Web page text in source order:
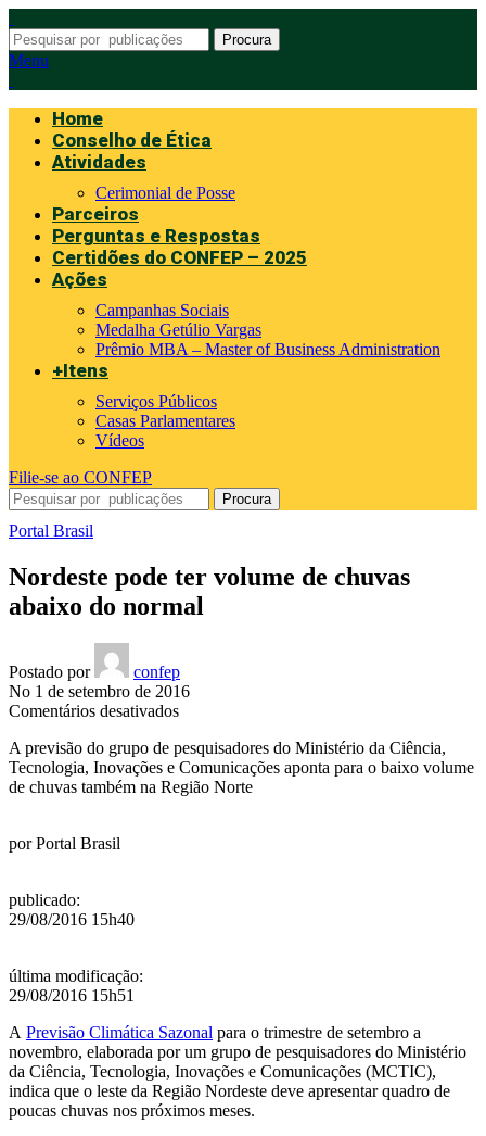
Procura
Menu
Home
Conselho de Ética
Atividades
Cerimonial de Posse
Parceiros
Perguntas e Respostas
Certidões do CONFEP – 2025
Ações
Campanhas Sociais
Medalha Getúlio Vargas
Prêmio MBA – Master of Business Administration
+Itens
Serviços Públicos
Casas Parlamentares
Vídeos
Filie-se ao CONFEP
Procura
Portal Brasil
Nordeste pode ter volume de chuvas
abaixo do normal
Postado por
confep
No 1 de setembro de 2016
Comentários desativadosem
pode
ter
volume
A previsão do grupo de pesquisadores do Ministério da Ciência,
Tecnologia, Inovações e Comunicações aponta para o baixo volume
de chuvas também na Região Norte
porPortal Brasil
publicado:
29/08/2016 15h40
última modificação:
29/08/2016 15h51
A Previsão Climática Sazonal para o trimestre de setembro a
novembro, elaborada por um grupo de pesquisadores do Ministério
da Ciência, Tecnologia, Inovações e Comunicações (MCTIC),
indica que o leste da Região Nordeste deve apresentar quadro de
poucas chuvas nos próximos meses.